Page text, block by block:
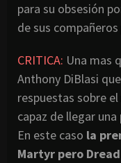
para su obsesión
de sus
CRITICA: Una mas
Anthony DiBlasi
respuestas sobre
capaz de llegar
En este caso la
Martyr pero